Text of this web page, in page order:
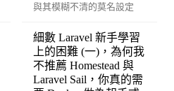
與其模糊不清的莫名設定
重新了解吧！
細數 Laravel 新手學習
上的困難 (一)，為何我
不推薦 Homestead 與
Laravel Sail，你真的需